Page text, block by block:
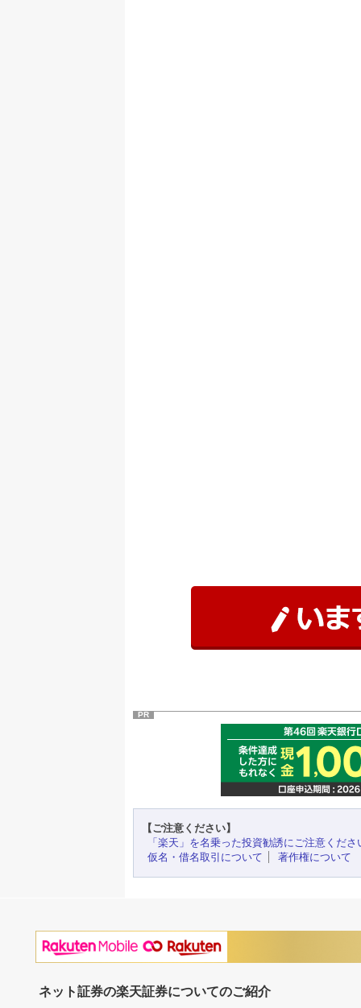
PR
【ご注意ください】
「楽天」を名乗った投資勧誘にご注意くださ
仮名・借名取引について
著作権について
ネット証券の楽天証券についてのご紹介